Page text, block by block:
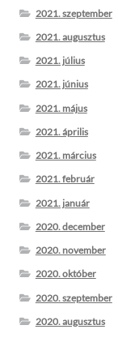
2021. szeptember
2021. augusztus
2021. július
2021. június
2021. május
2021. április
2021. március
2021. február
2021. január
2020. december
2020. november
2020. október
2020. szeptember
2020. augusztus